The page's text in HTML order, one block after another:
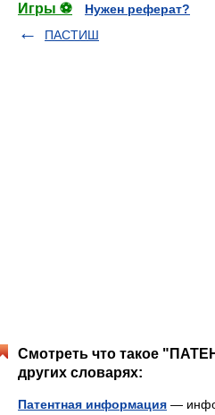
Игры ⚽
Нужен реферат?
ПАСТИШ
Смотреть что такое
других словарях:
Патентная информация —